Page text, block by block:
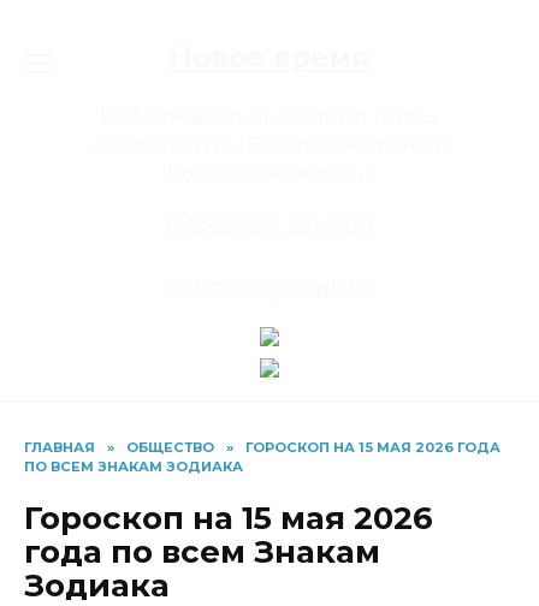
ГЛАВНАЯ » ОБЩЕСТВО »
ГОРОСКОП НА 15 МАЯ 2026 ГОДА
ПО ВСЕМ ЗНАКАМ ЗОДИАКА
Гороскоп на 15 мая 2026
года по всем Знакам
Зодиака